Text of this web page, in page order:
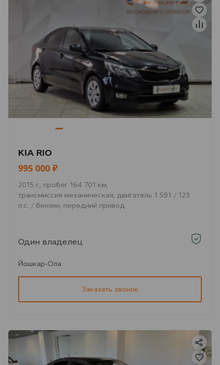
KIA RIO
995 000 ₽
2015 г., пробег 164 701 км,
трансмиссия механическая, двигатель 1 591 / 123
л.с. / бензин, передний привод
Один владелец
Йошкар-Ола
Заказать звонок